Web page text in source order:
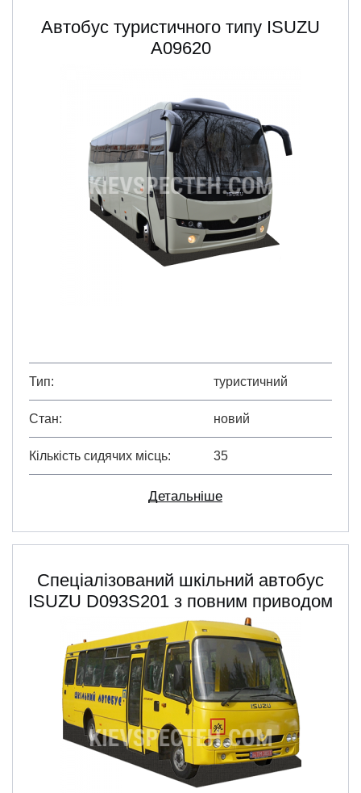
Автобус туристичного типу ISUZU
А09620
Тип туристичний
Стан новий
Кількість сидячих місць 35
Детальніше
Спеціалізований шкільний автобус
ISUZU D093S201 з повним приводом